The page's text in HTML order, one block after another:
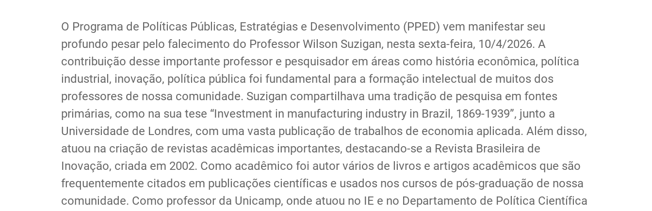
O Programa de Políticas Públicas, Estratégias e Desenvolvimento (PPED) vem manifestar seu
profundo pesar pelo falecimento do Professor Wilson Suzigan, nesta sexta-feira, 10/4/2026. A
contribuição desse importante professor e pesquisador em áreas como história econômica, política
industrial, inovação, política pública foi fundamental para a formação intelectual de muitos dos
professores de nossa comunidade. Suzigan compartilhava uma tradição de pesquisa em fontes
primárias, como na sua tese “Investment in manufacturing industry in Brazil, 1869-1939”, junto a
Universidade de Londres, com uma vasta publicação de trabalhos de economia aplicada. Além disso,
atuou na criação de revistas acadêmicas importantes, destacando-se a Revista Brasileira de
Inovação, criada em 2002. Como acadêmico foi autor vários de livros e artigos acadêmicos que são
frequentemente citados em publicações científicas e usados nos cursos de pós-graduação de nossa
comunidade. Como professor da Unicamp, onde atuou no IE e no Departamento de Política Científica